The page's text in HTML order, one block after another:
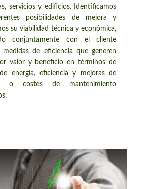
servicios y edificios. Identificamos
posibilidades de mejora y
su viabilidad técnica y económica,
conjuntamente con el cliente
medidas de eficiencia que generen
valor y beneficio en términos de
energía, eficiencia y mejoras de
o costes de mantenimiento